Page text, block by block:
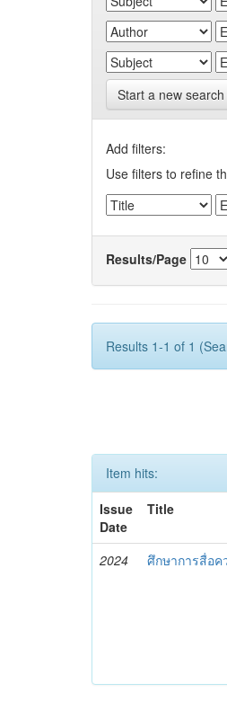
Start a new search
Add filters:
Use filters to refine
Results/Page
Results 1-1 of 1
Item hits:
Issue
Date
Title
2024 ศึกษาการสื่อ